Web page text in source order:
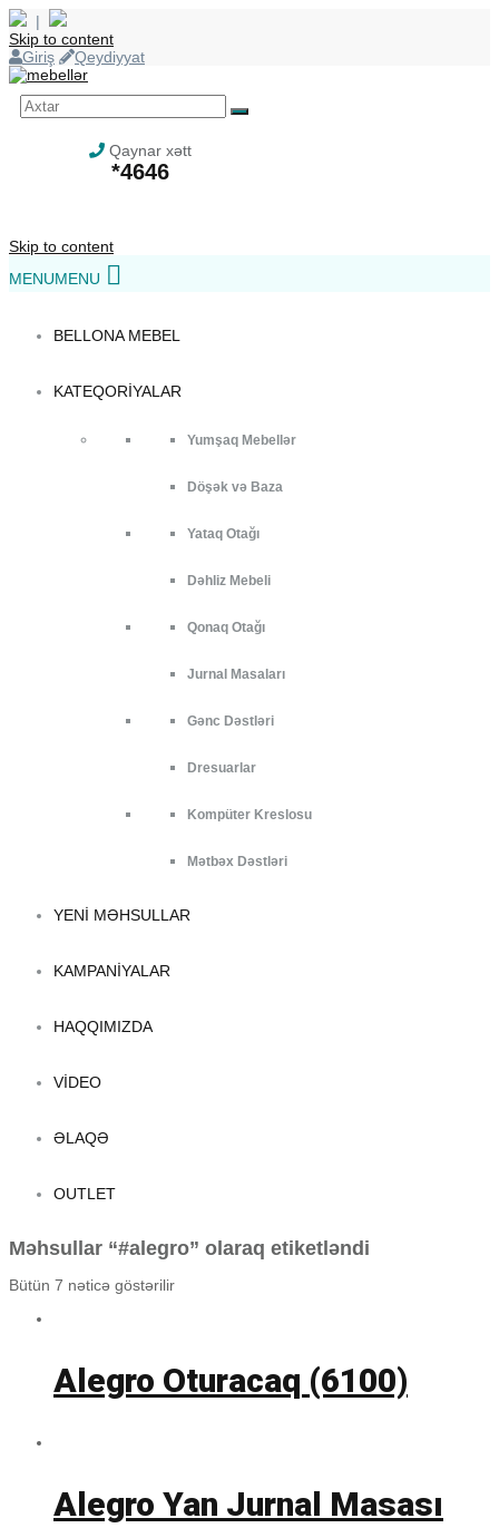
|
Skip to content
Giriş
Qeydiyyat
Qaynar xətt
*4646
Skip to content
MENUMENU
BELLONA MEBEL
KATEQORIYALAR
Yumşaq Mebellər
Döşək və Baza
Yataq Otağı
Dəhliz Mebeli
Qonaq Otağı
Jurnal Masaları
Gənc Dəstləri
Dresuarlar
Kompüter Kreslosu
Mətbəx Dəstləri
YENI MƏHSULLAR
KAMPANIYALAR
HAQQIMIZDA
VIDEO
ƏLAQƏ
OUTLET
Məhsullar “#alegro” olaraq etiketləndi
Bütün 7 nəticə göstərilir
Alegro Oturacaq (6100)
Alegro Yan Jurnal Masası